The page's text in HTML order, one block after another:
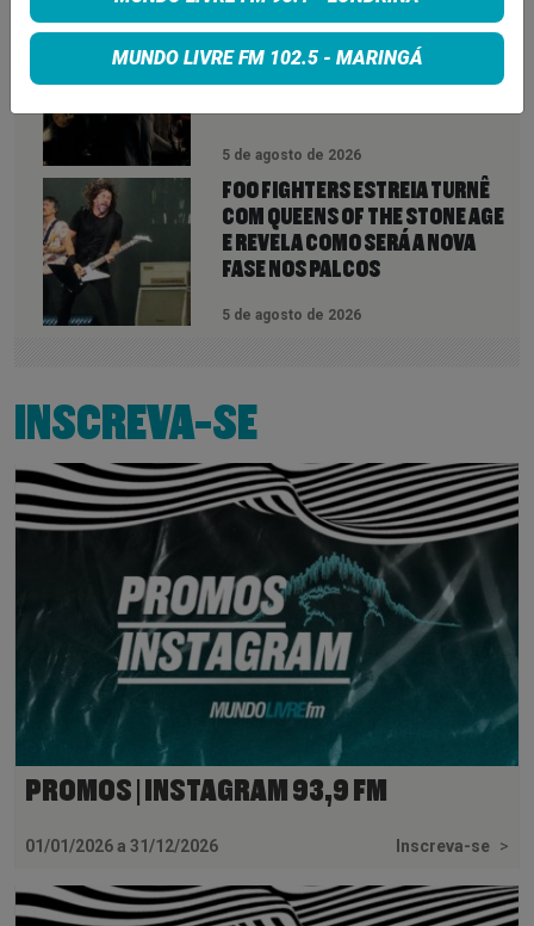
HOOBASTANK VOLTA AO BRASIL
APÓS 11 ANOS E CONFIRMA SHOW
EM CURITIBA; VEJA DATA E LOCAL
5 de agosto de 2026
FOO FIGHTERS ESTREIA TURNÊ
COM QUEENS OF THE STONE AGE
E REVELA COMO SERÁ A NOVA
FASE NOS PALCOS
5 de agosto de 2026
INSCREVA-SE
PROMOS | INSTAGRAM 93,9 FM
01/01/2026 a 31/12/2026 Inscreva-se >
MUNDO LIVRE FM 102.5 - MARINGÁ